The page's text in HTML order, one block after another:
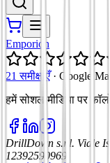
Emporion
21 समीक्षाएँ · Google
हमें सोशल मीडिया पर
DrillDown s.r.l. Viale
12392590969